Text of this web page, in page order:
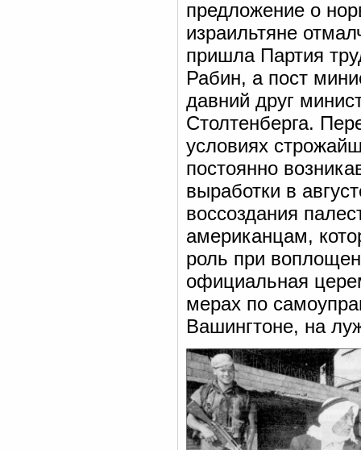
предложение о
израильтяне
пришла Партия
Рабин, а пост
давний друг
Столтенберга.
условиях
постоянно
выработки в
воссоздания
американцам,
роль при
официальная
мерах по
Вашингтоне, на